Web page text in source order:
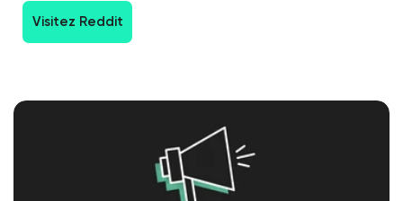
Visitez Reddit